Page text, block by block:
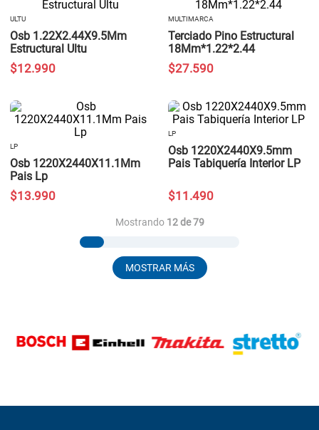
ULTU
Osb 1.22X2.44X9.5Mm
Estructural Ultu
$12.990
MULTIMARCA
Terciado Pino Estructural
18Mm*1.22*2.44
$27.590
LP
Osb 1220X2440X11.1Mm
Pais Lp
$13.990
LP
Osb 1220X2440X9.5mm
Pais Tabiquería Interior LP
$11 .490
Mostrando 12 de 79
MOSTRAR MÁS